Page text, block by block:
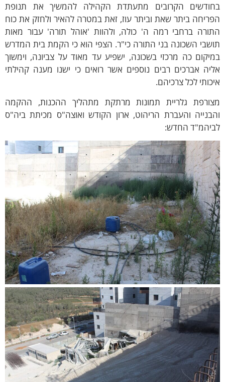
הקרובים מתעתדת הקהילה להמשיך את תנופת
ביתר שאת וביתר עוז, זאת במטרה להאיר ולחזק את כוח
ברחבי רמה ה' כולה, ולהוות 'אוהל תורה' עבור מאות
השכונה בני התורה כי"ר. הצפי הוא כי הקמת בית המדרש
כה מרכזי בשכונה, ישפיע עד מאוד על צביונה, וימשוך
אברכים רבים נוספים אשר רואים כי ישנו מענה קהילתי
לכל צרכיהם.
גלריית תמונות מרתקת מתהליך ההכנות, ההקמה
והעברת הריהוט, ארון הקודש ואוצה"ס מכיתת ביה"ס
החדש: